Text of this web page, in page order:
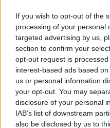
If you wish to opt-out of the
processing of your personal
targeted advertising by us,
section to confirm your
opt-out request is
interest-based ads based
us or personal information
your opt-out. You may
disclosure of your personal
IAB’s list of downstream
also be disclosed by us to